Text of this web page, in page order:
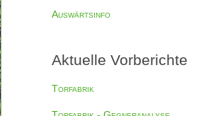
Auswärtsinfo
Aktuelle Vorberichte
Torfabrik